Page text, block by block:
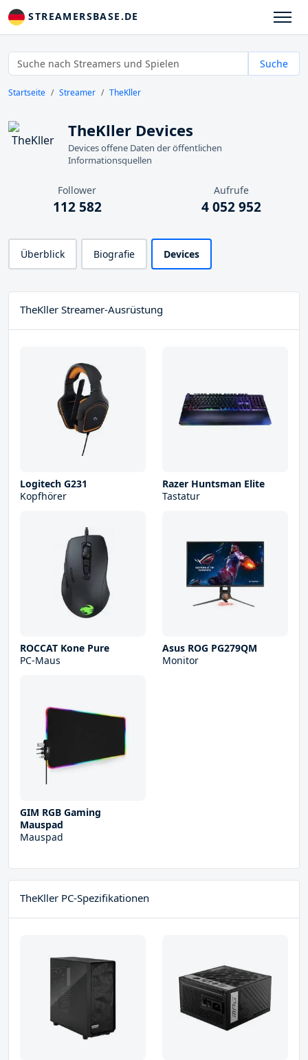
STREAMERSBASE.DE
Suche
Startseite Streamer TheKller
TheKller Devices
Devices offene Daten der öffentlichen
Informationsquellen
Follower
112 582
Aufrufe
4 052 952
Überblick Biografie Devices
TheKller Streamer-Ausrüstung
Logitech G231
Kopfhörer
Razer Huntsman Elite
Tastatur
ROCCAT Kone Pure
PC-Maus
Asus ROG PG279QM
Monitor
GIM RGB Gaming
Mauspad
Mauspad
TheKller PC-Spezifikationen